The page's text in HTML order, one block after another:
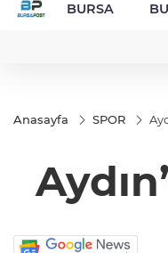
BURSA
Anasayfa SPOR